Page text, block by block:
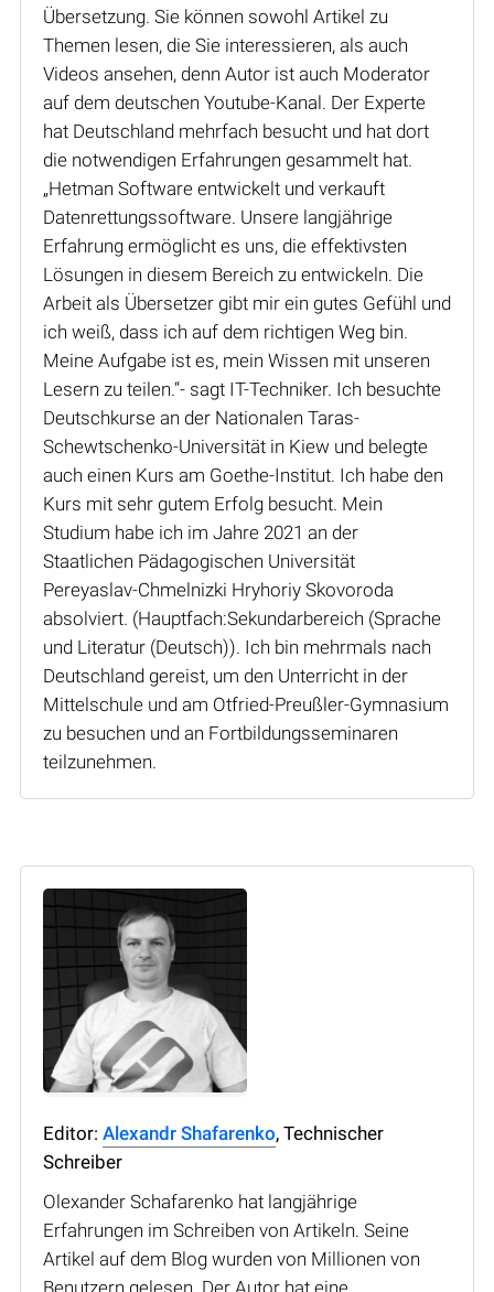
Übersetzung. Sie können sowohl Artikel zu
Themen lesen, die Sie interessieren, als auch
Videos ansehen, denn Autor ist auch Moderator
auf dem deutschen Youtube-Kanal. Der Experte
hat Deutschland mehrfach besucht und hat dort
die notwendigen Erfahrungen gesammelt hat.
„Hetman Software entwickelt und verkauft
Datenrettungssoftware. Unsere langjährige
Erfahrung ermöglicht es uns, die effektivsten
Lösungen in diesem Bereich zu entwickeln. Die
Arbeit als Übersetzer gibt mir ein gutes Gefühl und
ich weiß, dass ich auf dem richtigen Weg bin.
Meine Aufgabe ist es, mein Wissen mit unseren
Lesern zu teilen.“- sagt IT-Techniker. Ich besuchte
Deutschkurse an der Nationalen Taras-
Schewtschenko-Universität in Kiew und belegte
auch einen Kurs am Goethe-Institut. Ich habe den
Kurs mit sehr gutem Erfolg besucht. Mein
Studium habe ich im Jahre 2021 an der
Staatlichen Pädagogischen Universität
Pereyaslav-Chmelnizki Hryhoriy Skovoroda
absolviert. (Hauptfach:Sekundarbereich (Sprache
und Literatur (Deutsch)). Ich bin mehrmals nach
Deutschland gereist, um den Unterricht in der
Mittelschule und am Otfried-Preußler-Gymnasium
zu besuchen und an Fortbildungsseminaren
teilzunehmen.
Editor: Alexandr Shafarenko, Technischer
Schreiber
Olexander Schafarenko hat langjährige
Erfahrungen im Schreiben von Artikeln. Seine
Artikel auf dem Blog wurden von Millionen von
Benutzern gelesen. Der Autor hat eine